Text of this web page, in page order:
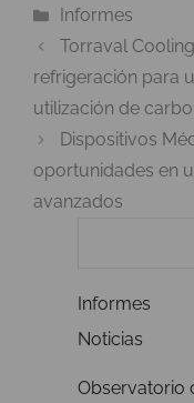
Categorías
Informes
Torraval
refrigeración para
utilización de
Dispositivos
oportunidades en
avanzados
Informes
Noticias
Observatorio